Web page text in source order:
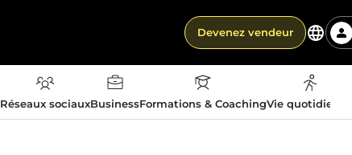
Devenez vendeur
Réseaux sociauxBusinessFormations & CoachingVie